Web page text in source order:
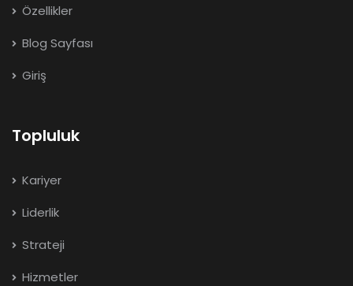
Özellikler
Blog Sayfası
Giriş
Topluluk
Kariyer
Liderlik
Strateji
Hizmetler